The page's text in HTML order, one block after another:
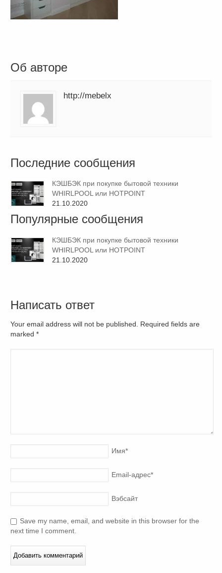
Об авторе
http://mebelx
Последние сообщения
КЭШБЭК при покупке бытовой техники
WHIRLPOOL или HOTPOINT
21.10.2020
Популярные сообщения
КЭШБЭК при покупке бытовой техники
WHIRLPOOL или HOTPOINT
21.10.2020
Написать ответ
Your email address will not be published. Required fields are
marked*
Имя*
Email-адрес*
Вэбсайт
Save my name, email, and website in this browser for the
next time I comment.